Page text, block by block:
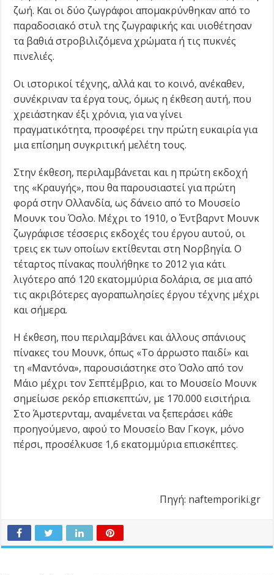
ζωή. Και οι δύο ζωγράφοι απομακρύνθηκαν από το
παραδοσιακό στυλ της ζωγραφικής και υιοθέτησαν
τα βαθιά στροβιλιζόμενα χρώματα ή τις πυκνές
πινελιές.
Οι ιστορικοί τέχνης, αλλά και το κοινό, ανέκαθεν,
συνέκριναν τα έργα τους, όμως η έκθεση αυτή, που
χρειάστηκαν έξι χρόνια, για να γίνει
πραγματικότητα, προσφέρει την πρώτη ευκαιρία για
μια επίσημη συγκριτική μελέτη τους.
Στην έκθεση, περιλαμβάνεται και η πρώτη εκδοχή
της «Κραυγής», που θα παρουσιαστεί για πρώτη
φορά στην Ολλανδία, ως δάνειο από το Μουσείο
Μουνκ του Όσλο. Μέχρι το 1910, ο Έντβαρντ Μουνκ
ζωγράφισε τέσσερις εκδοχές του έργου αυτού, οι
τρεις εκ των οποίων εκτίθενται στη Νορβηγία. Ο
τέταρτος πίνακας πουλήθηκε το 2012 για κάτι
λιγότερο από 120 εκατομμύρια δολάρια, σε μια από
τις ακριβότερες αγοραπωλησίες έργου τέχνης μέχρι
και σήμερα.
Η έκθεση, που περιλαμβάνει και άλλους σπάνιους
πίνακες του Μουνκ, όπως «Το άρρωστο παιδί» και
τη «Μαντόνα», παρουσιάστηκε στο Όσλο από τον
Μάιο μέχρι τον Σεπτέμβριο, και το Μουσείο Μουνκ
σημείωσε ρεκόρ επισκεπτών, με 170.000 εισιτήρια.
Στο Άμστερνταμ, αναμένεται να ξεπεράσει κάθε
προηγούμενο, αφού το Μουσείο Βαν Γκογκ, μόνο
πέρσι, προσέλκυσε 1,6 εκατομμύρια επισκέπτες.
Πηγή: naftemporiki.gr